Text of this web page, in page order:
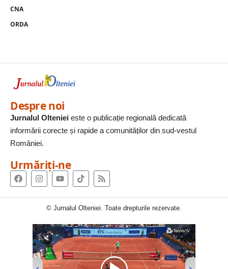
CNA
ORDA
Despre noi
Jurnalul Olteniei este o publicație regională dedicată
informării corecte și rapide a comunităților din sud-vestul
României.
Urmăriți-ne
© Jurnalul Olteniei. Toate drepturile rezervate.